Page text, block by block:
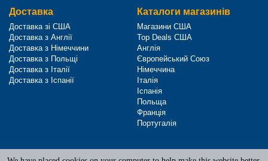
Доставка
Доставка зі США
Доставка з Англії
Доставка з Німеччини
Доставка з Польщі
Доставка з Італії
Доставка з Іспанії
Каталоги магазинів
Магазини США
Top Deals США
Англія
Європейський Союз
Німеччина
Італія
Іспанія
Польща
Франція
Португалія